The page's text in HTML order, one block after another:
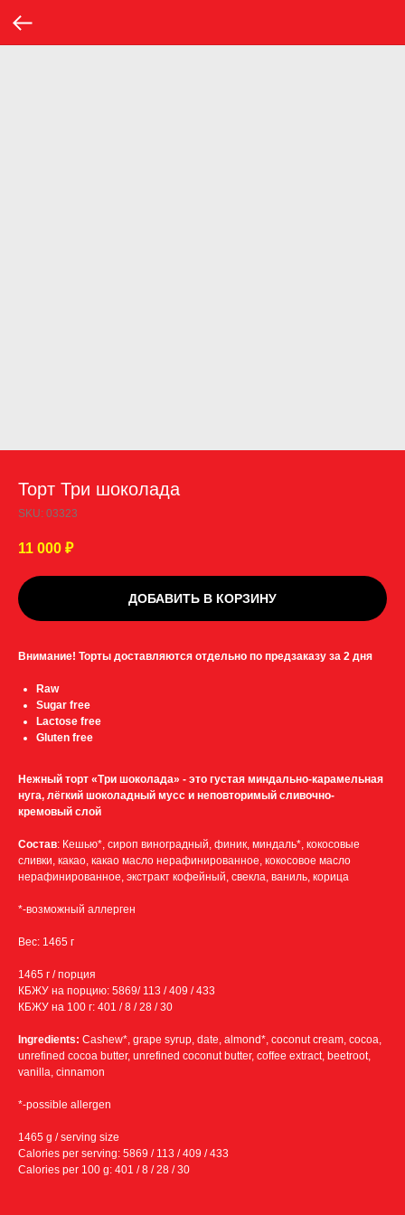
Торт Три шоколада
SKU: 03323
11 000 ₽
ДОБАВИТЬ В КОРЗИНУ
Внимание! Торты доставляются отдельно по предзаказу за 2 дня
Raw
Sugar free
Lactose free
Gluten free
Нежный торт «Три шоколада» - это густая миндально-карамельная
нуга, лёгкий шоколадный мусс и неповторимый сливочно-
кремовый слой
Состав: Кешью*, сироп виноградный, финик, миндаль*, кокосовые
сливки, какао, какао масло нерафинированное, кокосовое масло
нерафинированное, экстракт кофейный, свекла, ваниль, корица
*-возможный аллерген
Вес: 1465 г
1465 г / порция
КБЖУ на порцию: 5869/ 113 / 409 / 433
КБЖУ на 100 г: 401 / 8 / 28 / 30
Ingredients: Cashew*, grape syrup, date, almond*, coconut cream, cocoa,
unrefined cocoa butter, unrefined coconut butter, coffee extract, beetroot,
vanilla, cinnamon
*-possible allergen
1465 g / serving size
Calories per serving: 5869 / 113 / 409 / 433
Calories per 100 g: 401 / 8 / 28 / 30